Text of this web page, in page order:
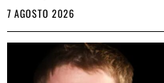
7 AGOSTO 2026